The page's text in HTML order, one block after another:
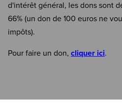
d'intérêt général, les dons sont
66% (un don de 100 euros ne
impôts).
Pour faire un don, cliquer ici.